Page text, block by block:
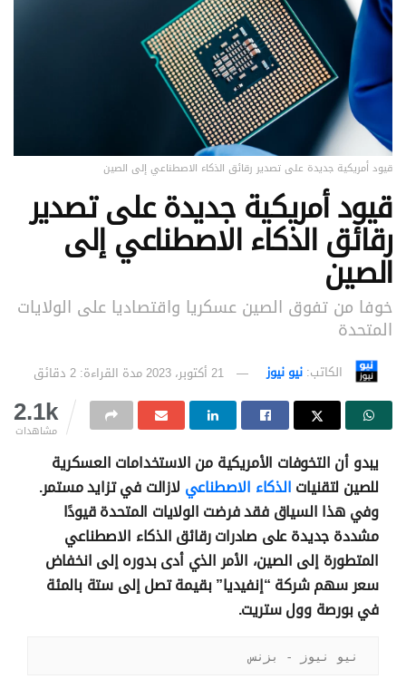
قيود أمريكية جديدة على تصدير رقائق الذكاء الاصطناعي إلى الصين
قيود أمريكية جديدة على تصدير
رقائق الذكاء الاصطناعي إلى
الصين
خوفا من تفوق الصين عسكريا واقتصاديا على الولايات
المتحدة
الكاتب: نيو نيوز 21 أكتوبر، 2023 مدة القراءة: 2 دقائق
2.1k
مشاهدات
يبدو أن التخوفات الأمريكية من الاستخدامات العسكرية
للصين لتقنياتالذكاء الاصطناعي لازالت في تزايد مستمر.
وفي هذا السياق فقد فرضت الولايات المتحدة قيودًا
مشددة جديدة على صادرات رقائق الذكاء الاصطناعي
المتطورة إلى الصين، الأمر الذي أدى بدوره إلى انخفاض
سعر سهم شركة “إنفيديا” بقيمة تصل إلى ستة بالمئة
في بورصة وول ستريت.
نيو نيوز - بزنس